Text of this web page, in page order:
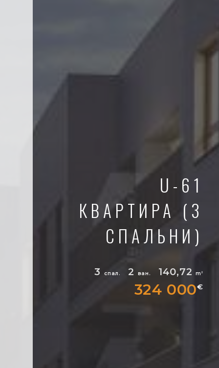
U-61
КВАРТИРА (3
СПАЛЬНИ)
3 спал. 2 ван. 140,72m2
324 000€